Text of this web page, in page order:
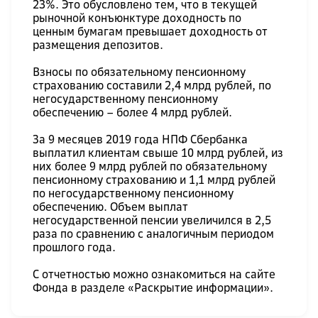
23%. Это обусловлено тем, что в текущей
рыночной конъюнктуре доходность по
ценным бумагам превышает доходность от
размещения депозитов.
Взносы по обязательному пенсионному
страхованию составили 2,4 млрд рублей, по
негосударственному пенсионному
обеспечению – более 4 млрд рублей.
За 9 месяцев 2019 года НПФ Сбербанка
выплатил клиентам свыше 10 млрд рублей, из
них более 9 млрд рублей по обязательному
пенсионному страхованию и 1,1 млрд рублей
по негосударственному пенсионному
обеспечению. Объем выплат
негосударственной пенсии увеличился в 2,5
раза по сравнению с аналогичным периодом
прошлого года.
С отчетностью можно ознакомиться на сайте
Фонда в разделе «Раскрытие информации».